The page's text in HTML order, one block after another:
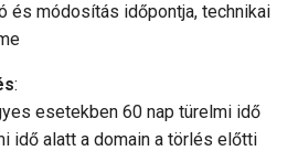
és módosítás időpontja, technikai
:
esetekben 60 nap türelmi idő
idő alatt a domain a törlés előtti